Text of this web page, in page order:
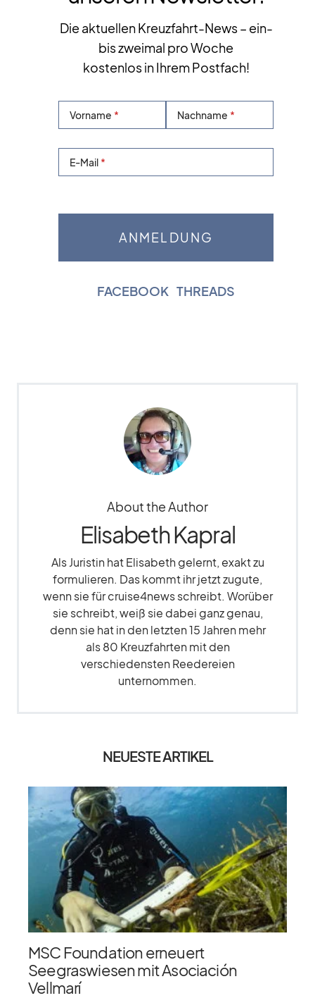
Die aktuellen Kreuzfahrt-News – ein-
bis zweimal pro Woche
kostenlos in Ihrem Postfach!
Vorname Nachname
E-Mail
FACEBOOK THREADS
About the Author
Elisabeth Kapral
Als Juristin hat Elisabeth gelernt, exakt zu
formulieren. Das kommt ihr jetzt zugute,
wenn sie für cruise4news schreibt. Worüber
sie schreibt, weiß sie dabei ganz genau,
denn sie hat in den letzten 15 Jahren mehr
als 80 Kreuzfahrten mit den
verschiedensten Reedereien
unternommen.
NEUESTE ARTIKEL
MSC Foundation erneuert
Seegraswiesen mit Asociación
Vellmarí